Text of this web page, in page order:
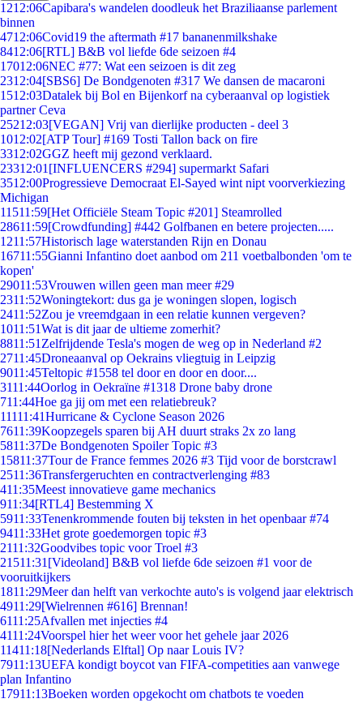
1212:06Capibara's wandelen doodleuk het Braziliaanse parlement
binnen
4712:06Covid19 the aftermath #17 bananenmilkshake
8412:06[RTL] B&B vol liefde 6de seizoen #4
17012:06NEC #77: Wat een seizoen is dit zeg
2312:04[SBS6] De Bondgenoten #317 We dansen de macaroni
1512:03Datalek bij Bol en Bijenkorf na cyberaanval op logistiek
partner Ceva
25212:03[VEGAN] Vrij van dierlijke producten - deel 3
1012:02[ATP Tour] #169 Tosti Tallon back on fire
3312:02GGZ heeft mij gezond verklaard.
23312:01 [INFLUENCERS #294] supermarkt Safari
3512:00Progressieve Democraat El-Sayed wint nipt voorverkiezing
Michigan
11511:59[Het Officiële Steam Topic #201] Steamrolled
28611:59[Crowdfunding] #442 Golfbanen en betere projecten.....
1211:57Historisch lage waterstanden Rijn en Donau
16711:55Gianni Infantino doet aanbod om 211 voetbalbonden 'om te
kopen'
29011:53Vrouwen willen geen man meer #29
2311:52Woningtekort: dus ga je woningen slopen, logisch
2411:52Zou je vreemdgaan in een relatie kunnen vergeven?
1011:51Wat is dit jaar de ultieme zomerhit?
8811:51 Zelfrijdende Tesla's mogen de weg op in Nederland #2
2711:45Droneaanval op Oekrains vliegtuig in Leipzig
9011:45Teltopic #1558 tel door en door en door....
3111:44Oorlog in Oekraïne #1318 Drone baby drone
711:44Hoe ga jij om met een relatiebreuk?
11111:41Hurricane & Cyclone Season 2026
7611:39Koopzegels sparen bij AH duurt straks 2x zo lang
5811:37De Bondgenoten Spoiler Topic #3
15811:37Tour de France femmes 2026 #3 Tijd voor de borstcrawl
2511:36Transfergeruchten en contractverlenging #83
411:35Meest innovatieve game mechanics
911:34[RTL4] Bestemming X
5911:33Tenenkrommende fouten bij teksten in het openbaar #74
9411:33Het grote goedemorgen topic #3
2111:32Goodvibes topic voor Troel #3
21511:31 [Videoland] B&B vol liefde 6de seizoen #1 voor de
vooruitkijkers
1811:29Meer dan helft van verkochte auto's is volgend jaar elektrisch
4911:29[Wielrennen #616] Brennan!
6111:25Afvallen met injecties #4
4111:24Voorspel hier het weer voor het gehele jaar 2026
11411:18[Nederlands Elftal] Op naar Louis IV?
7911:13UEFA kondigt boycot van FIFA-competities aan vanwege
plan Infantino
17911:13Boeken worden opgekocht om chatbots te voeden